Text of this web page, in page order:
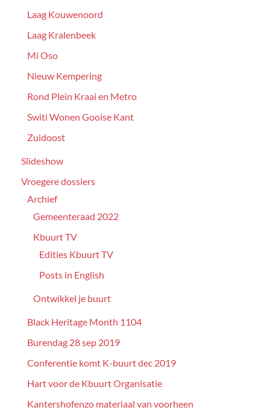
Laag Kouwenoord
Laag Kralenbeek
Mi Oso
Nieuw Kempering
Rond Plein Kraai en Metro
Switi Wonen Gooise Kant
Zuidoost
Slideshow
Vroegere dossiers
Archief
Gemeenteraad 2022
Kbuurt TV
Edities Kbuurt TV
Posts in English
Ontwikkel je buurt
Black Heritage Month 1104
Burendag 28 sep 2019
Conferentie komt K-buurt dec 2019
Hart voor de Kbuurt Organisatie
Kantershofenzo materiaal van voorheen